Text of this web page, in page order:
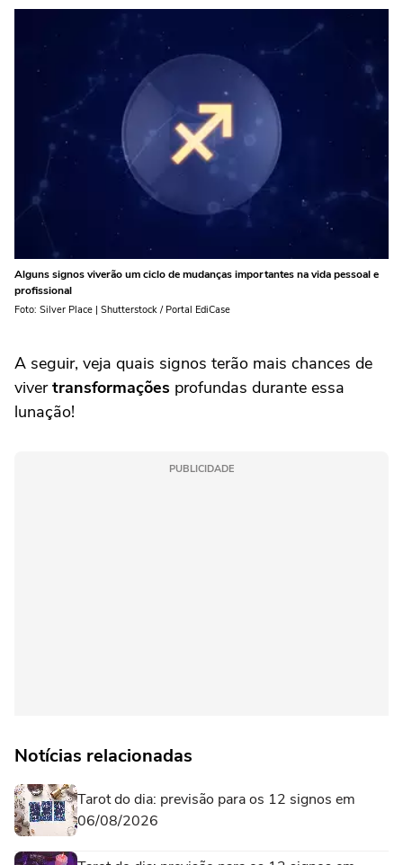
Alguns signos viverão um ciclo de mudanças importantes na vida pessoal e
profissional
Foto: Silver Place | Shutterstock / Portal EdiCase
A seguir, veja quais signos terão mais chances de
vivertransformações profundas durante essa
lunação!
PUBLICIDADE
Notícias relacionadas
Tarot do dia: previsão para os 12 signos em
06/08/2026